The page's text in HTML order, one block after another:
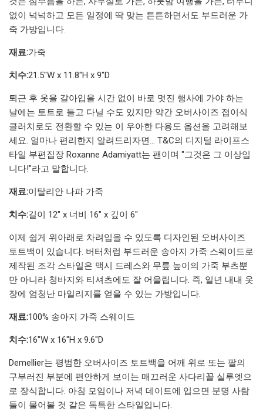
없이 넉넉하고 모든 일정에 딱 맞는 튼튼하면서도 부드러운 가
죽 가방입니다.
재료:가죽
치수:21.5"W x 11.8"H x 9"D
퇴근 후 옷을 갈아입을 시간 없이 바로 멋진 행사에 가야 하는
날에는 토트로 들고 다닐 수도 있지만 약간 오버사이즈 접이식
클러치로도 전환할 수 있는 이 우아한 다용도 옵션을 고려해보
세요. 얼마나 편리한지 알려드리자면... T&C의 디지털 라이프스
타일 부편집장 Roxanne Adamiyatt는 팬이며 "그것은 그 이상입
니다!"라고 말합니다.
재료:이탈리안 나파 가죽
치수:길이 12" x 너비 16" x 깊이 6"
이제 쉽게 위아래로 차려입을 수 있도록 디자인된 오버사이즈
토트백이 있습니다. 버터처럼 부드러운 송아지 가죽 스웨이드로
제작된 조각 스타일은 맥시 드레스와 무릎 높이의 가죽 부츠뿐
만 아니라 청바지와 티셔츠에도 잘 어울립니다. 즉, 일년 내내 옷
장에 엄청난 마일리지를 얻을 수 있는 가방입니다.
재료:100% 송아지 가죽 스웨이드
치수:16"W x 16"H x 9.6"D
Demellier는 평범한 오버사이즈 토트백을 어깨 위로 또는 팔의
구부러진 부분에 편안하게 보이는 매끄러운 사다리꼴 실루엣으
로 장식합니다. 아침 모임이나 저녁 데이트에 입으면 분명 사람
들이 물어볼 것 같은 독특한 스타일입니다.